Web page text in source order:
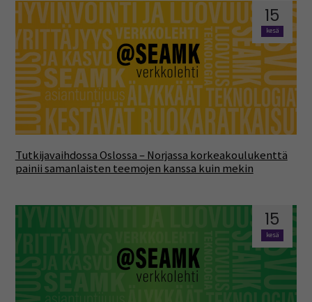
15
kesä
Tutkijavaihdossa Oslossa – Norjassa korkeakoulukenttä
painii samanlaisten teemojen kanssa kuin mekin
15
kesä